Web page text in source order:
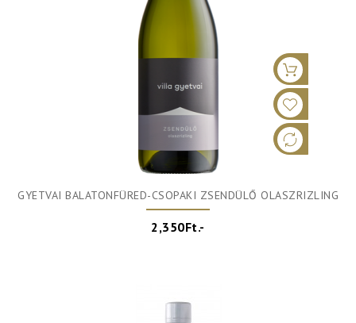
GYETVAI BALATONFÜRED-CSOPAKI ZSENDÜLŐ OLASZRIZLING
2,350Ft.-